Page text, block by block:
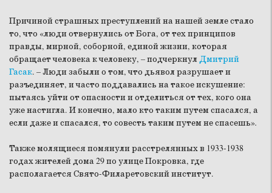
Причиной страшных преступлений на нашей земле стало
то, что «люди отвернулись от Бога, от тех принципов
правды, мирной, соборной, единой жизни, которая
обращает человека к человеку, – подчеркнулДмитрий
Гасак. – Люди забыли о том, что дьявол разрушает и
разъединяет, и часто поддавались на такое искушение:
пытаясь уйти от опасности и отделиться от тех, кого она
уже настигла. И конечно, мало кто таким путем спасался, а
если даже и спасался, то совесть таким путем не спасешь».
Также молящиеся помянули расстрелянных в 1933-1938
годах жителей дома 29 по улице Покровка, где
располагается Свято-Филаретовский институт.